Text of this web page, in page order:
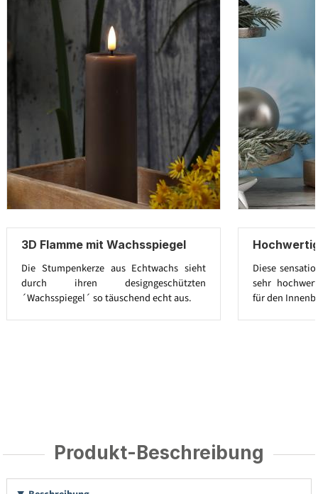
3D Flamme mit Wachsspiegel
Die Stumpenkerze aus Echtwachs sieht
durch ihren designgeschützten
´Wachsspiegel´ so täuschend echt aus.
Diese
sehr
für den
Produkt-Beschreibung